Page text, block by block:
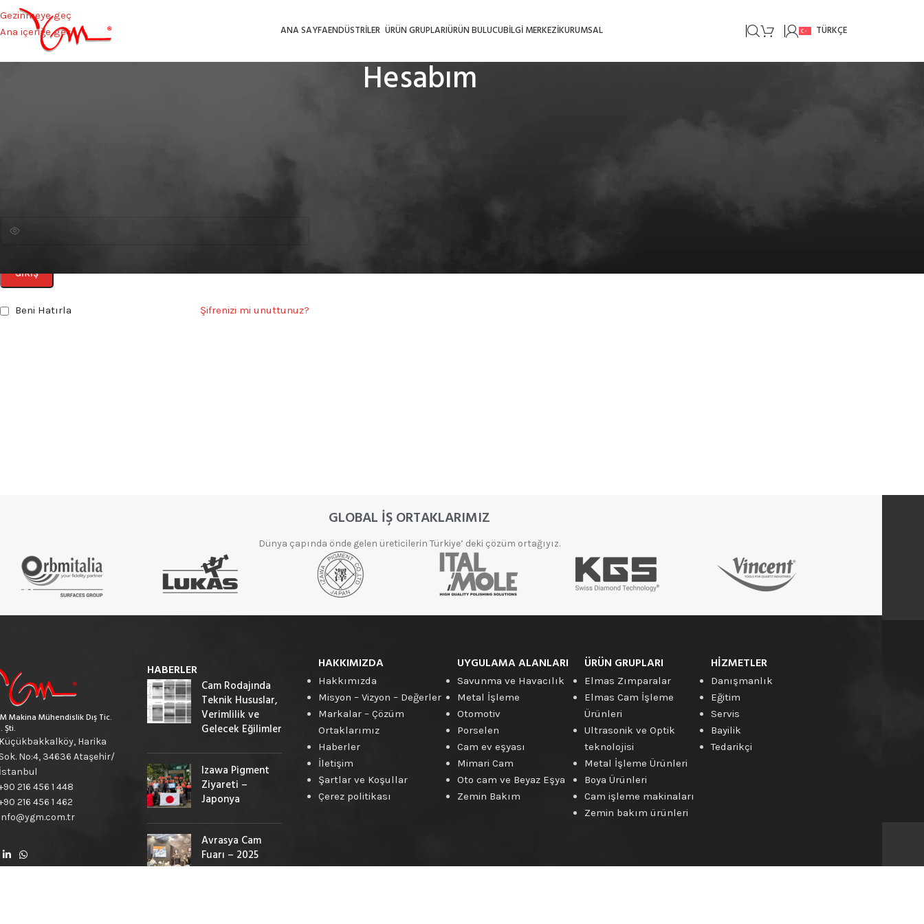
Gezinmeye geç
Ana içeriğe geç
ANA SAYFAENDÜSTRILER ÜRÜN GRUPLARI
Disk
Taşlama ve
Partlatma
Ürünleri
Elmas
ÜRÜN BULUCUBILGI MERKEZIKURUMSAL TÜRKÇE
Hesabım
GIRIŞ
Şifrenizi mi unuttunuz?
Beni Hatırla
GLOBAL İŞ ORTAKLARIMIZ
Dünya çapında önde gelen üreticilerin Türkiye’ deki çözüm ortağıyız.
Makina Mühendislik Dış Tic.
Şti.
Harika
No:4, 34636 Ataşehir/
216 456 1 448
216 456 1 462
HABERLER
Cam Rodajında
Teknik Hususlar,
Verimlilik ve
Gelecek Eğilimler
Izawa Pigment
Ziyareti –
Japonya
Avrasya Cam
Fuarı – 2025
HAKKIMIZDA
Hakkımızda
Misyon – Vizyon – Değerler
Markalar – Çözüm
Ortaklarımız
Haberler
İletişim
Şartlar ve Koşullar
Çerez politikası
UYGULAMA ALANLARI
Savunma ve Havacılık
Metal İşleme
Otomotiv
Porselen
Cam ev eşyası
Mimari Cam
Oto cam ve Beyaz Eşya
Zemin Bakım
ÜRÜN GRUPLARI
Elmas Zımparalar
Elmas Cam İşleme
Ürünleri
Ultrasonik ve Optik
teknolojisi
Metal İşleme Ürünleri
Boya Ürünleri
Cam işleme makinaları
Zemin bakım ürünleri
HIZMETLER
Danışmanlık
Eğitim
Servis
Bayilik
Tedarikçi